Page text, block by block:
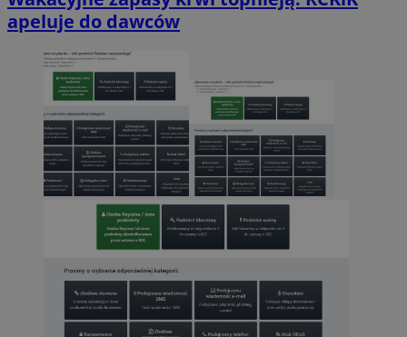
apeluje do dawców